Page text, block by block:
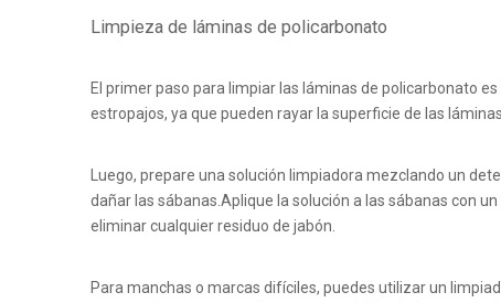
Limpieza de láminas de policarbonato
El primer paso para limpiar las láminas de policarbonato
estropajos, ya que pueden rayar la superficie de las láminas.
Luego, prepare una solución limpiadora mezclando un
dañar las sábanas.Aplique la solución a las sábanas con
eliminar cualquier residuo de jabón.
Para manchas o marcas difíciles, puedes utilizar un